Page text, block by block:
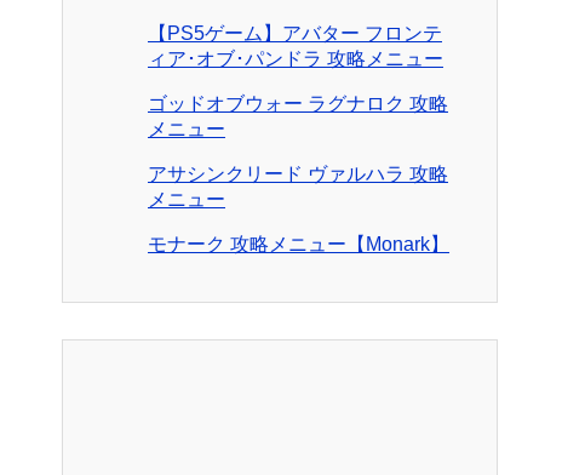
【PS5ゲーム】アバター フロンテ
ィア･オブ･パンドラ 攻略メニュー
ゴッドオブウォー ラグナロク 攻略
メニュー
アサシンクリード ヴァルハラ 攻略
メニュー
モナーク 攻略メニュー【Monark】